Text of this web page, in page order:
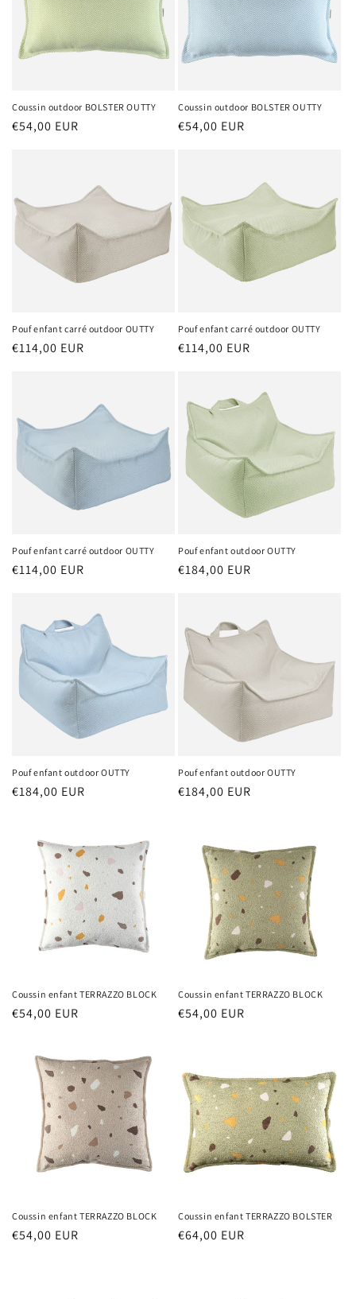
Coussin outdoor BOLSTER OUTTY
Prix
€54,00 EUR
Coussin outdoor BOLSTER OUTTY
Prix
€54,00 EUR
Pouf enfant carré outdoor OUTTY
Prix
€114,00 EUR
Pouf enfant carré outdoor OUTTY
Prix
€114,00 EUR
Pouf enfant carré outdoor OUTTY
Prix
€114,00 EUR
Pouf enfant outdoor OUTTY
Prix
€184,00 EUR
Pouf enfant outdoor OUTTY
Prix
€184,00 EUR
Pouf enfant outdoor OUTTY
Prix
€184,00 EUR
Coussin enfant TERRAZZO BLOCK
Prix
€54,00 EUR
Coussin enfant TERRAZZO BLOCK
Prix
€54,00 EUR
Coussin enfant TERRAZZO BLOCK
Prix
€54,00 EUR
Coussin enfant TERRAZZO BOLSTER
Prix
€64,00 EUR